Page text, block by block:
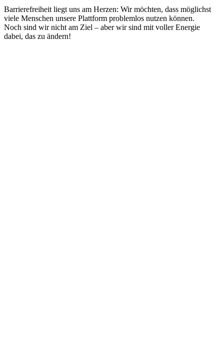
Barrierefreiheit liegt uns am Herzen: Wir möchten, dass möglichst
viele Menschen unsere Plattform problemlos nutzen können.
Noch sind wir nicht am Ziel – aber wir sind mit voller Energie
dabei, das zu ändern!